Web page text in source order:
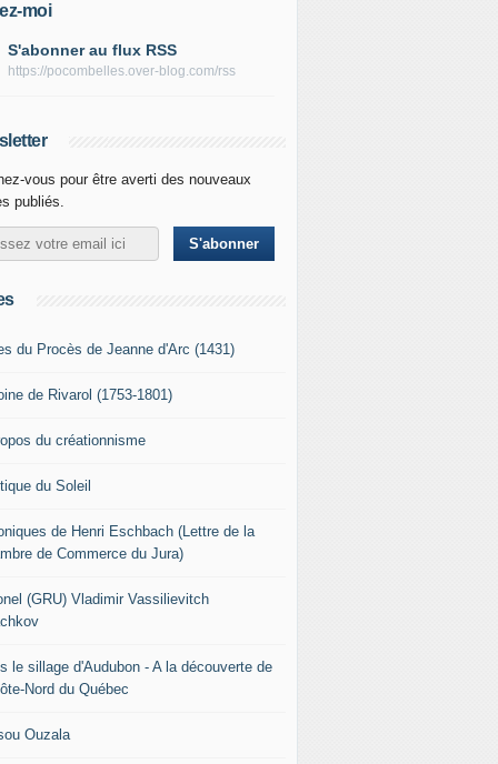
moi
S'abonner au flux RSS
https://pocombelles.over-blog.com/rss
vous pour être averti des nouveaux
publiés.
du Procès de Jeanne d'Arc (1431)
de Rivarol (1753-1801)
du créationnisme
du Soleil
de Henri Eschbach (Lettre de la
de Commerce du Jura)
(GRU) Vladimir Vassilievitch
le sillage d'Audubon - A la découverte de
Nord du Québec
Ouzala